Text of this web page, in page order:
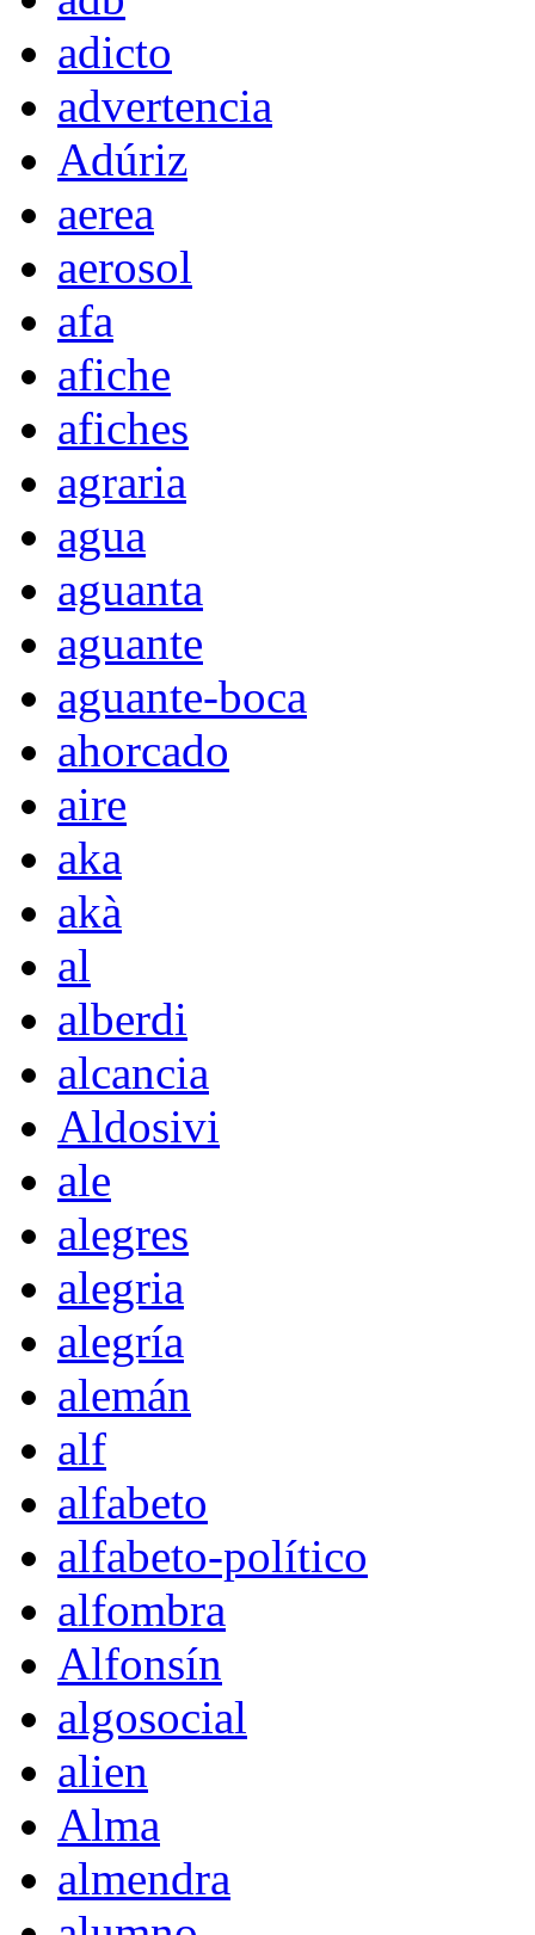
adicto
advertencia
Adúriz
aerea
aerosol
afa
afiche
afiches
agraria
agua
aguanta
aguante
aguante-boca
ahorcado
aire
aka
akà
al
alberdi
alcancia
Aldosivi
ale
alegres
alegria
alegría
alemán
alf
alfabeto
alfabeto-político
alfombra
Alfonsín
algosocial
alien
Alma
almendra